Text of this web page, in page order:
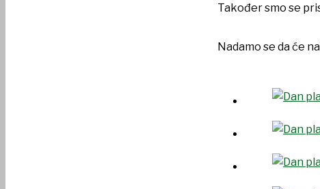
Također smo se
Nadamo se da će